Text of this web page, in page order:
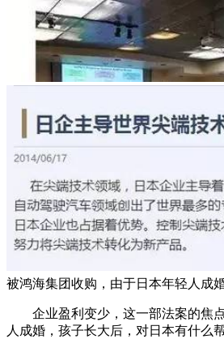
被鸿海集团收购，由于日本年轻人成
企业盈利变少，这一部法案的焦点
人成婚，孩子长大后，对日本有什么